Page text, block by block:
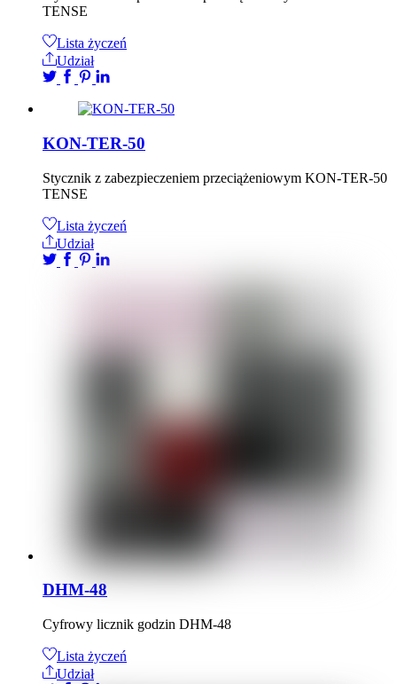
TENSE
Lista życzeń
Udział
KON-TER-50
Stycznik z zabezpieczeniem przeciążeniowym KON-TER-50
TENSE
Lista życzeń
Udział
DHM-48
Cyfrowy licznik godzin DHM-48
Lista życzeń
Udział